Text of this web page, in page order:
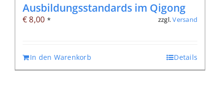
Ausbildungsstandards im Qigong
€8,00 * zzgl.Versand
In den Warenkorb Details